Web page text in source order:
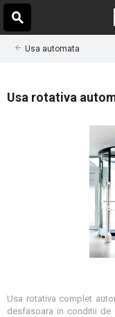
Usa automata
Usa rotativa
Usa rotativa complet
desfasoara in conditii de